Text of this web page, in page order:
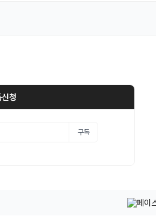
청
구독